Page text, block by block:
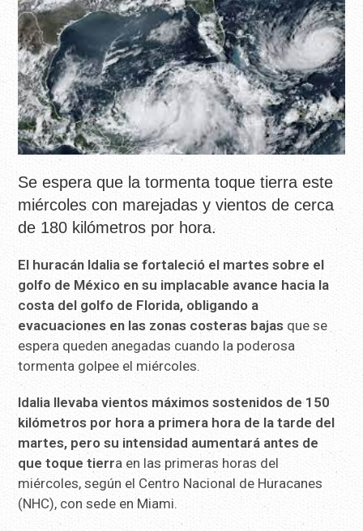
Se espera que la tormenta toque tierra este
miércoles con marejadas y vientos de cerca
de 180 kilómetros por hora.
El huracán Idalia se fortaleció el martes sobre el
golfo de México en su implacable avance hacia la
costa del golfo de Florida, obligando a
evacuaciones en las zonas costeras bajas que se
espera queden anegadas cuando la poderosa
tormenta golpee el miércoles.
Idalia llevaba vientos máximos sostenidos de 150
kilómetros por hora a primera hora de la tarde del
martes, pero su intensidad aumentará antes de
que toque tierra en las primeras horas del
miércoles, según el Centro Nacional de Huracanes
(NHC), con sede en Miami.